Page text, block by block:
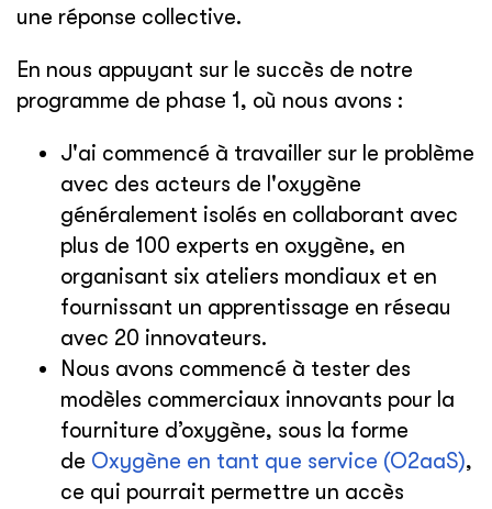
une réponse collective.
En nous appuyant sur le succès de notre
programme de phase 1, où nous avons :
J'ai commencé à travailler sur le problème
avec des acteurs de l'oxygène
généralement isolés en collaborant avec
plus de 100 experts en oxygène, en
organisant six ateliers mondiaux et en
fournissant un apprentissage en réseau
avec 20 innovateurs.
Nous avons commencé à tester des
modèles commerciaux innovants pour la
fourniture d’oxygène, sous la forme
de Oxygène en tant que service (O2aaS),
ce qui pourrait permettre un accès